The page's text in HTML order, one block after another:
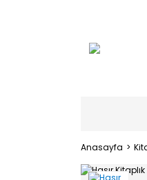
Anasayfa